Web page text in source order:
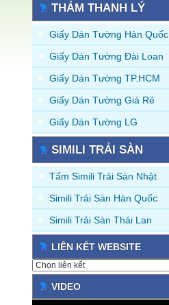
THẢM THANH LÝ
Giấy Dán Tường Hàn Quốc
Giấy Dán Tường Đài Loan
Giấy Dán Tường TP.HCM
Giấy Dán Tường Giá Rẻ
Giấy Dán Tường LG
SIMILI TRẢI SÀN
Tấm Simili Trải Sàn Nhật
Simili Trải Sàn Hàn Quốc
Simili Trải Sàn Thái Lan
LIÊN KẾT WEBSITE
VIDEO